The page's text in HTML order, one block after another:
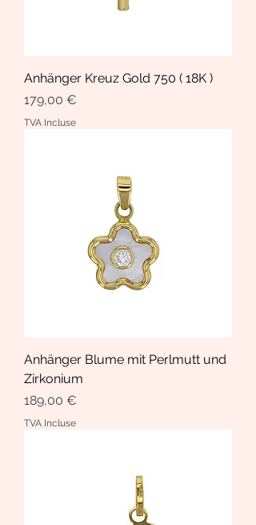
Anhänger Kreuz Gold 750 ( 18K )
Prix
179,00 €
TVA Incluse
Anhänger Blume mit Perlmutt und
Zirkonium
Prix
189,00 €
TVA Incluse